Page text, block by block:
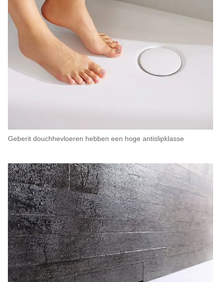
Geberit douchhevloeren hebben een hoge antislipklasse